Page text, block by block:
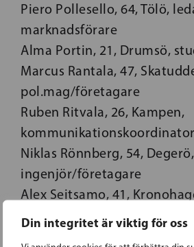
Din integritet är viktig för oss
Piero Pollesello, 64, Tölö,
marknadsförare
Alma Portin, 21, Drumsö,
Marcus Rantala, 47,
pol.mag/företagare
Ruben Ritvala, 26, Kampen,
kommunikationskoordinator
Niklas Rönnberg, 54, Degerö,
ingenjör/företagare
Alex Seitsamo, 41,
Thomas Selenius, 44,
ekon.mag/företagare